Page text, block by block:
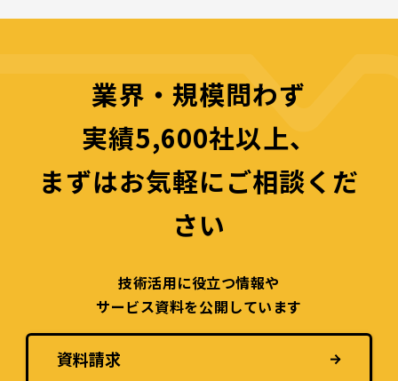
業界・規模問わず
実績5,600社以上、
まずはお気軽にご相談くだ
さい
技術活用に役立つ情報や
サービス資料を公開しています
資料請求